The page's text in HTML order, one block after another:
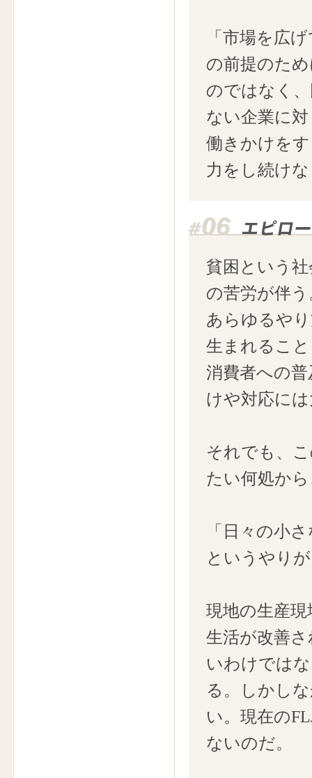
「市場を広
の前提のた
のではなく
ない企業に
働きかけを
力をし続け
貧困という
の苦労が伴う
あらゆるや
生まれるこ
消費者への
けや対応に
それでも、
たい何処か
「日々の小
というやり
現地の生産
生活が改善
いわけでは
る。しかし
い。現在の
ないのだ。